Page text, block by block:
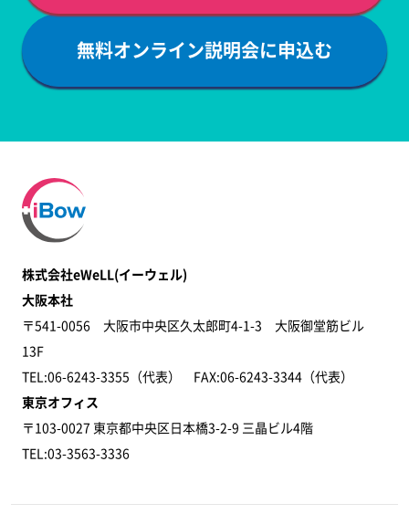
無料オンライン説明会に申込む
株式会社eWeLL(イーウェル)
大阪本社
〒541-0056 大阪市中央区久太郎町4-1-3 大阪御堂筋ビル
13F
TEL:06-6243-3355（代表） FAX:06-6243-3344​（代表）
東京オフィス
〒103-0027 東京都中央区日本橋3-2-9 三晶ビル4階
TEL:03-3563-3336